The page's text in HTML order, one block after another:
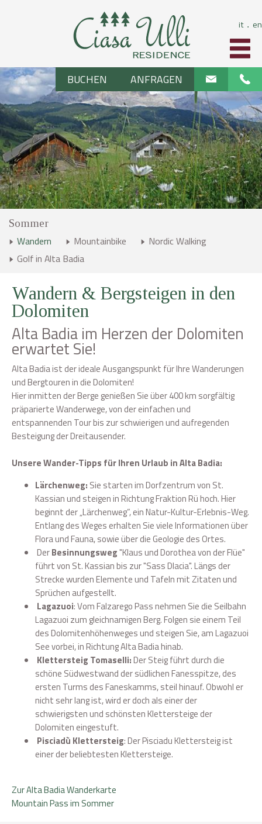
it ⋅ en
BUCHEN ANFRAGEN
Sommer
Wandern Mountainbike
Nordic Walking
Golf in Alta Badia
Wandern & Bergsteigen in den
Dolomiten
Alta Badia im Herzen der Dolomiten
erwartet Sie!
Alta Badia ist der ideale Ausgangspunkt für Ihre Wanderungen
und Bergtouren in die Dolomiten!
Hier inmitten der Berge genießen Sie über 400 km sorgfältig
präparierte Wanderwege, von der einfachen und
entspannenden Tour bis zur schwierigen und aufregenden
Besteigung der Dreitausender.
Unsere Wander-Tipps für Ihren Urlaub in Alta Badia:
Lärchenweg: Sie starten im Dorfzentrum von St.
Kassian und steigen in Richtung Fraktion Rü hoch. Hier
beginnt der „Lärchenweg”, ein Natur-Kultur-Erlebnis-Weg.
Entlang des Weges erhalten Sie viele Informationen über
Flora und Fauna, sowie über die Geologie des Ortes.
DerBesinnungsweg"Klaus und Dorothea von der Flüe"
führt von St. Kassian bis zur "Sass Dlacia". Längs der
Strecke wurden Elemente und Tafeln mit Zitaten und
Sprüchen aufgestellt.
Lagazuoi: Vom Falzarego Pass nehmen Sie die Seilbahn
Lagazuoi zum gleichnamigen Berg. Folgen sie einem Teil
des Dolomitenhöhenweges und steigen Sie, am Lagazuoi
See vorbei, in Richtung Alta Badia hinab.
Klettersteig Tomaselli:Der Steig führt durch die
schöne Südwestwand der südlichen Fanesspitze, des
ersten Turms des Faneskamms, steil hinauf. Obwohl er
nicht sehr lang ist, wird er doch als einer der
schwierigsten und schönsten Klettersteige der
Dolomiten eingestuft.
Pisciadù Klettersteig: Der Pisciadu Klettersteig ist
einer der beliebtesten Klettersteige.
Zur Alta Badia Wanderkarte
Mountain Pass im Sommer